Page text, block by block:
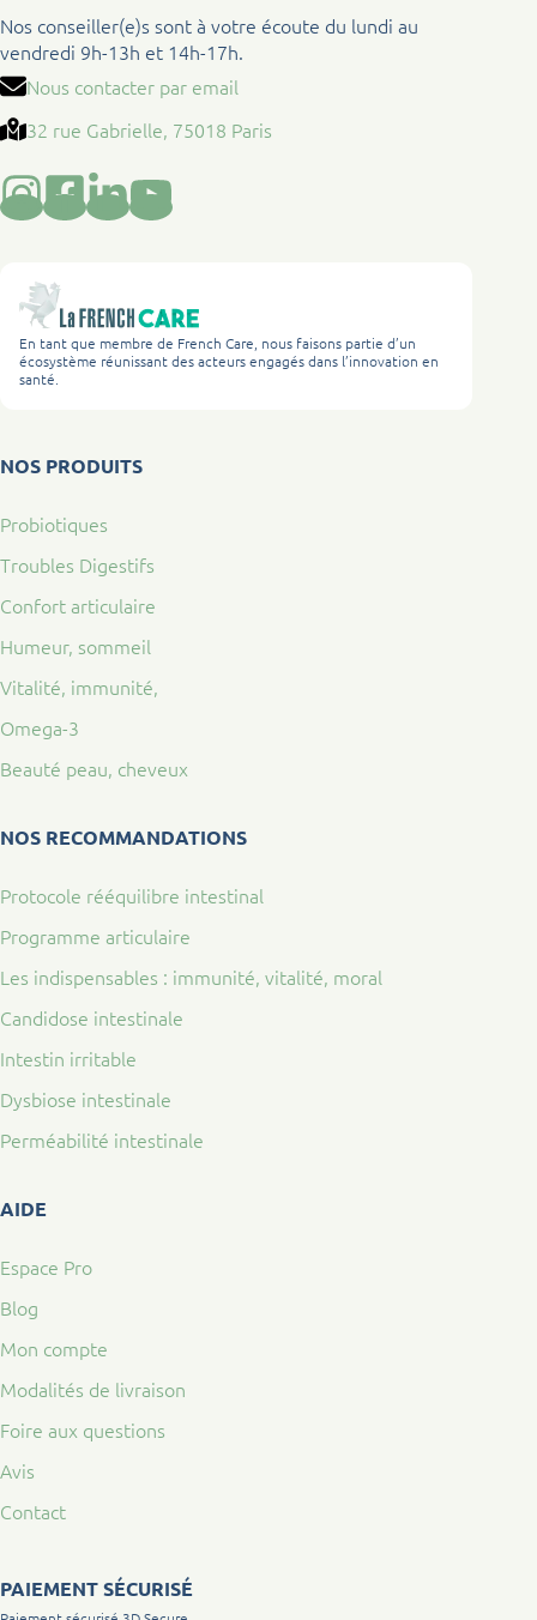
Nos conseiller(e)s sont à votre écoute du lundi au
vendredi 9h-13h et 14h-17h.
Nous contacter par email
32 rue Gabrielle, 75018 Paris
En tant que membre de French Care, nous faisons partie d’un
écosystème réunissant des acteurs engagés dans l’innovation en
santé.
NOS PRODUITS
Probiotiques
Troubles Digestifs
Confort articulaire
Humeur, sommeil
Vitalité, immunité,
Omega-3
Beauté peau, cheveux
NOS RECOMMANDATIONS
Protocole rééquilibre intestinal
Programme articulaire
Les indispensables : immunité, vitalité, moral
Candidose intestinale
Intestin irritable
Dysbiose intestinale
Perméabilité intestinale
AIDE
Espace Pro
Blog
Mon compte
Modalités de livraison
Foire aux questions
Avis
Contact
PAIEMENT SÉCURISÉ